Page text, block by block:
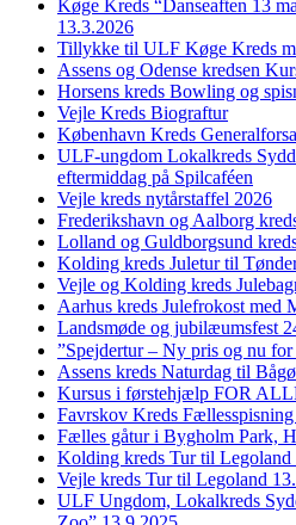
Køge Kreds “Danseaften 13
13.3.2026
Tillykke til ULF Køge Kreds
Assens og Odense kredsen
Horsens kreds Bowling og
Vejle Kreds Biograftur
København Kreds
ULF-ungdom Lokalkreds
eftermiddag på Spilcaféen
Vejle kreds nytårstaffel 2026
Frederikshavn og Aalborg
Lolland og Guldborgsund
Kolding kreds Juletur til
Vejle og Kolding kreds
Aarhus kreds Julefrokost med
Landsmøde og jubilæumsfest
”Spejdertur – Ny pris og nu
Assens kreds Naturdag til
Kursus i førstehjælp FOR
Favrskov Kreds Fællesspisning
Fælles gåtur i Bygholm Park,
Kolding kreds Tur til Legoland
Vejle kreds Tur til Legoland
ULF Ungdom, Lokalkreds